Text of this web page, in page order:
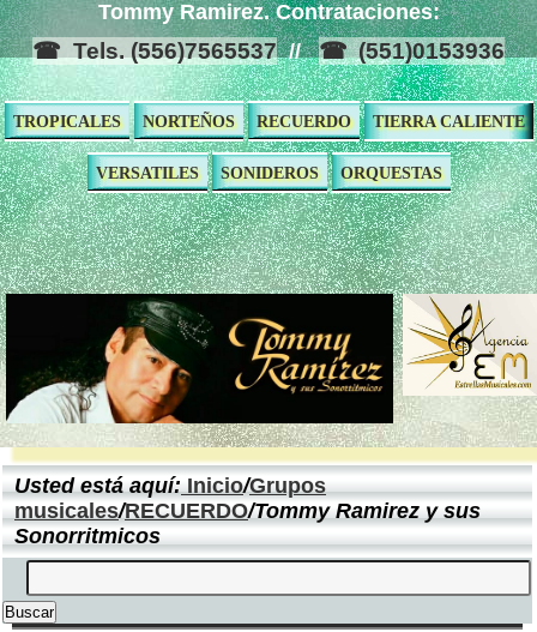
Tommy Ramirez. Contrataciones:
Tels. (556)7565537 // (551)0153936
TROPICALES NORTEÑOS RECUERDO TIERRA CALIENTE
VERSATILES SONIDEROS ORQUESTAS
Usted está aquí:Inicio/Grupos
musicales/RECUERDO/Tommy Ramirez y sus
Sonorritmicos